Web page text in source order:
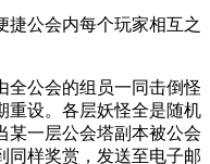
捷公会内每个玩家相互之
全公会的组员一同击倒怪
重设。各层妖怪全是随机
某一层公会塔副本被公会
同样奖赏，发送至电子邮